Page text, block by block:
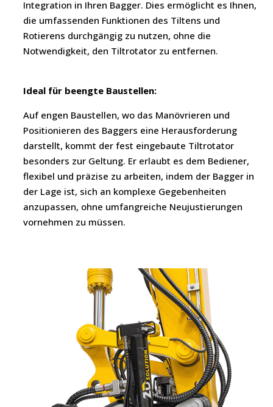
Integration in Ihren Bagger. Dies ermöglicht es Ihnen,
die umfassenden Funktionen des Tiltens und
Rotierens durchgängig zu nutzen, ohne die
Notwendigkeit, den Tiltrotator zu entfernen.
Ideal für beengte Baustellen:
Auf engen Baustellen, wo das Manövrieren und
Positionieren des Baggers eine Herausforderung
darstellt, kommt der fest eingebaute Tiltrotator
besonders zur Geltung. Er erlaubt es dem Bediener,
flexibel und präzise zu arbeiten, indem der Bagger in
der Lage ist, sich an komplexe Gegebenheiten
anzupassen, ohne umfangreiche Neujustierungen
vornehmen zu müssen.